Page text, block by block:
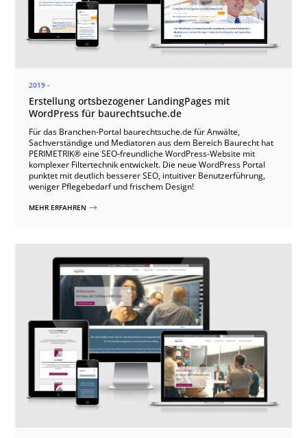
2019 -
Erstellung ortsbezogener LandingPages mit
WordPress für baurechtsuche.de
Für das Branchen-Portal baurechtsuche.de für Anwälte,
Sachverständige und Mediatoren aus dem Bereich Baurecht hat
PERIMETRIK® eine SEO-freundliche WordPress-Website mit
komplexer Filtertechnik entwickelt. Die neue WordPress Portal
punktet mit deutlich besserer SEO, intuitiver Benutzerführung,
weniger Pflegebedarf und frischem Design!
MEHR ERFAHREN $